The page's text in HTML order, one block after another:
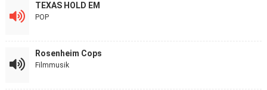
TEXAS HOLD EM
POP
Rosenheim Cops
Filmmusik